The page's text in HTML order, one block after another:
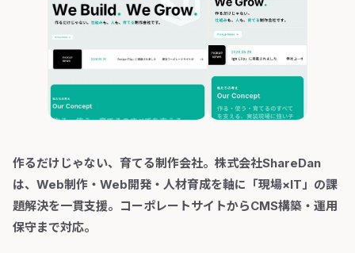
作るだけじゃない、育てる制作会社。株式会社ShareDan
は、Web制作・Web開発・人材育成を軸に「現場×IT」の課
題解決を一貫支援。コーポレートサイトからCMS構築・運用
保守まで対応。